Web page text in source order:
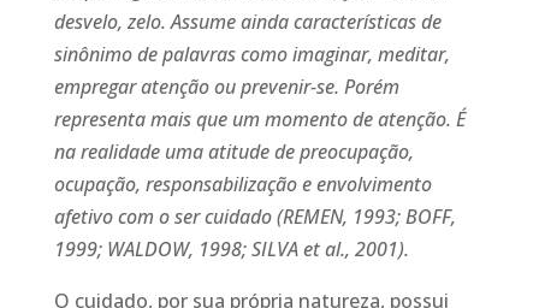
desvelo, zelo. Assume ainda características de
sinônimo de palavras como imaginar, meditar,
empregar atenção ou prevenir-se. Porém
representa mais que um momento de atenção. É
na realidade uma atitude de preocupação,
ocupação, responsabilização e envolvimento
afetivo com o ser cuidado (REMEN, 1993; BOFF,
1999; WALDOW, 1998; SILVA et al., 2001).
O cuidado, por sua própria natureza, possui